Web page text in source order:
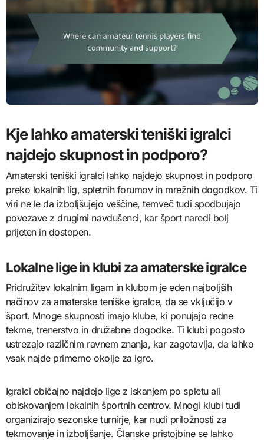
Kje lahko amaterski teniški igralci
najdejo skupnost in podporo?
Amaterski teniški igralci lahko najdejo skupnost in podporo
preko lokalnih lig, spletnih forumov in mrežnih dogodkov. Ti
viri ne le da izboljšujejo veščine, temveč tudi spodbujajo
povezave z drugimi navdušenci, kar šport naredi bolj
prijeten in dostopen.
Lokalne lige in klubi za amaterske igralce
Pridružitev lokalnim ligam in klubom je eden najboljših
načinov za amaterske teniške igralce, da se vključijo v
šport. Mnoge skupnosti imajo klube, ki ponujajo redne
tekme, trenerstvo in družabne dogodke. Ti klubi pogosto
ustrezajo različnim ravnem znanja, kar zagotavlja, da lahko
vsak najde primerno okolje za igro.
Igralci običajno najdejo lige z iskanjem po spletu ali
obiskovanjem lokalnih športnih centrov. Mnogi klubi tudi
organizirajo sezonske turnirje, kar nudi priložnosti za
tekmovanje in izboljšanje. Članske pristojbine se lahko